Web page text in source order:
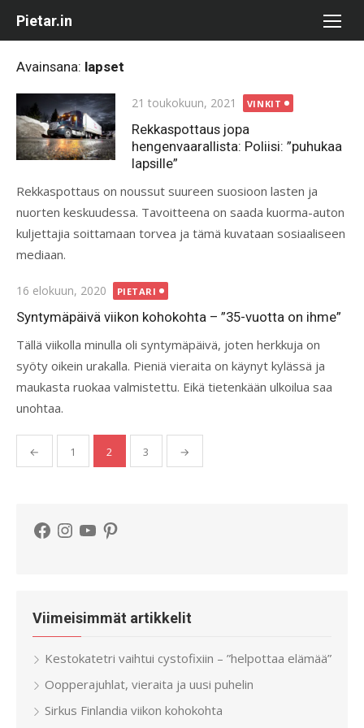
Pietar.in
Avainsana: lapset
Posted
on
21 toukokuun, 2021 VINKIT
Rekkaspottaus jopa
hengenvaarallista: Poliisi: ”puhukaa
lapsille”
Rekkaspottaus on noussut suureen suosioon lasten ja
nuorten keskuudessa. Tavoitteena on saada kuorma-auton
kuljettajia soittamaan torvea ja tämä kuvataan sosiaaliseen
mediaan.
Posted
on
16 elokuun, 2020 PIETARI
Syntymäpäivä viikon kohokohta – ”35-vuotta on ihme”
Tällä viikolla minulla oli syntymäpäivä, joten herkkuja on
syöty oikein urakalla. Pieniä vieraita on käynyt kylässä ja
maukasta ruokaa valmistettu. Eikä tietenkään ulkoilua saa
unohtaa.
Artikkelien
sivutus
← 1 2 3 →
Facebook
Instagram
YouTubePinterest
Viimeisimmät artikkelit
Kestokatetri vaihtui cystofixiin – ”helpottaa elämää”
Oopperajuhlat, vieraita ja uusi puhelin
Sirkus Finlandia viikon kohokohta